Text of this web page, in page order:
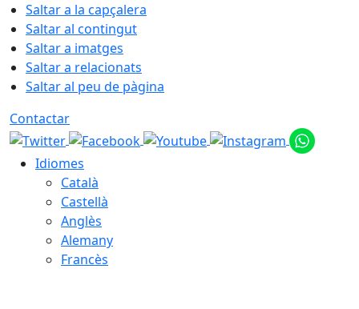
Saltar a la capçalera
Saltar al contingut
Saltar a imatges
Saltar a relacionats
Saltar al peu de pàgina
Contactar
Idiomes
Català
Castellà
Anglès
Alemany
Francès